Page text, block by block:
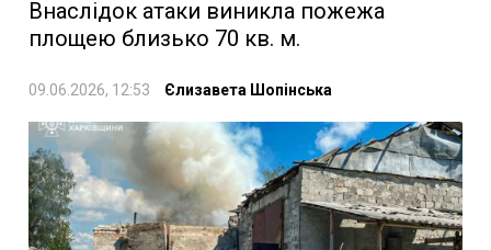
Внаслідок атаки виникла пожежа
площею близько 70 кв. м.
09.06.2026, 12:53 Єлизавета Шопінська